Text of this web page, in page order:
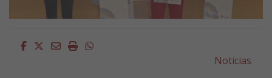
Facebook
Twitter
EmailImprimirWhatsapp
Noticias